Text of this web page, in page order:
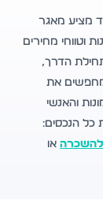
מציע מאגר
וטווחי מחירים
הדרך,
את
והאנשי
כל הנכסים:
להשכרה או